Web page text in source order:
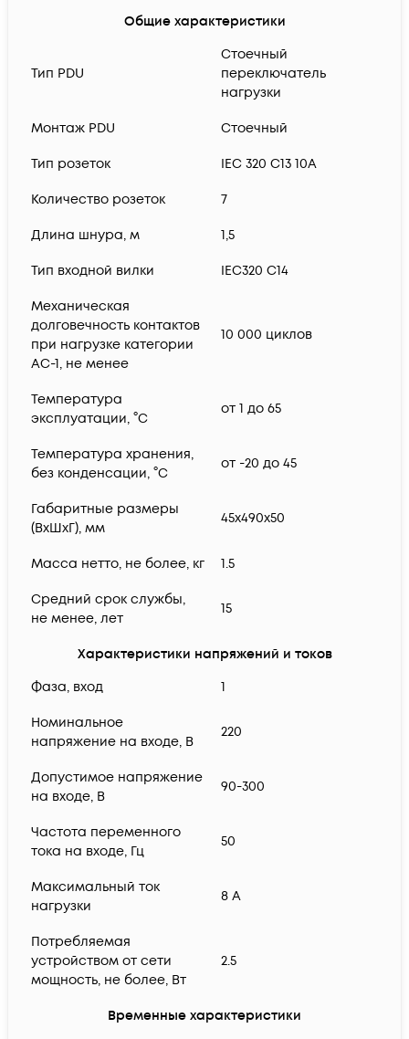
Общие характеристики
Тип PDU
Стоечный
переключатель
нагрузки
Монтаж PDU Стоечный
Тип розеток IEC 320 C13 10A
Количество розеток 7
Длина шнура, м 1,5
Тип входной вилки IEC320 C14
Механическая
долговечность контактов
при нагрузке категории
АС-1, не менее
10 000 циклов
Температура
эксплуатации, °C
от 1 до 65
Температура хранения,
без конденсации, °С
от -20 до 45
Габаритные размеры
(ВхШхГ), мм
45х490х50
Масса нетто, не более, кг 1.5
Средний срок службы,
не менее, лет
15
Характеристики напряжений и токов
Фаза, вход
1
Номинальное
напряжение на входе, В
220
Допустимое напряжение
на входе, В
90-300
Частота переменного
тока на входе, Гц
50
Максимальный ток
нагрузки
8 A
Потребляемая
устройством от сети
мощность, не более, Вт
2.5
Временные характеристики